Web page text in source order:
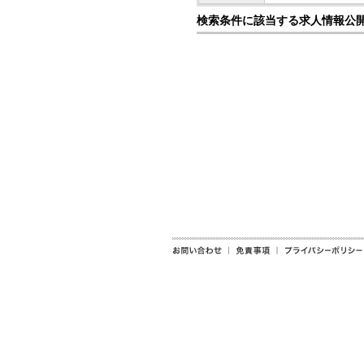
検索条件に該当する求人情報公